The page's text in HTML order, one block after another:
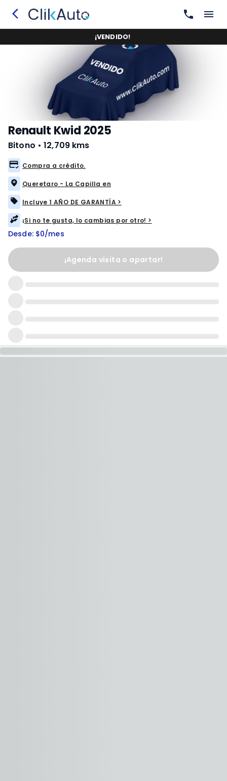
¡VENDIDO!
Renault Kwid 2025
Bitono • 12,709 kms
Compra a crédito.
Queretaro - La Capilla en
Incluye 1 AÑO DE GARANTÍA >
¡Si no te gusta, lo cambias por otro! >
Desde: $0/mes
¡Agenda visita o apartar!